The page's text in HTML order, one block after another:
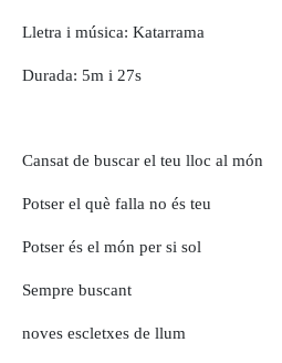
Lletra i música: Katarrama
Durada: 5m i 27s
Cansat de buscar el teu lloc al món
Potser el què falla no és teu
Potser és el món per si sol
Sempre buscant
noves escletxes de llum